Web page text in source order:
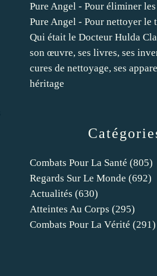
Combats Pour La Santé (805)
Regards Sur Le Monde (692)
Actualités (630)
Atteintes Au Corps (295)
Combats Pour La Vérité (291)
Pure Angel - Pour éliminer
Pure Angel - Pour nettoyer le
Qui était le Docteur Hulda
son œuvre, ses livres, ses
cures de nettoyage, ses
héritage